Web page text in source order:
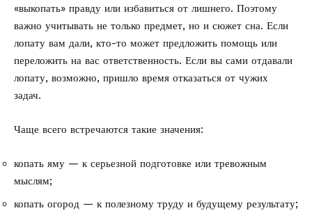
«выкопать» правду или избавиться от лишнего. Поэтому
важно учитывать не только предмет, но и сюжет сна. Если
лопату вам дали, кто-то может предложить помощь или
переложить на вас ответственность. Если вы сами отдавали
лопату, возможно, пришло время отказаться от чужих
задач.
Чаще всего встречаются такие значения:
копать яму — к серьезной подготовке или тревожным
мыслям;
копать огород — к полезному труду и будущему результату;